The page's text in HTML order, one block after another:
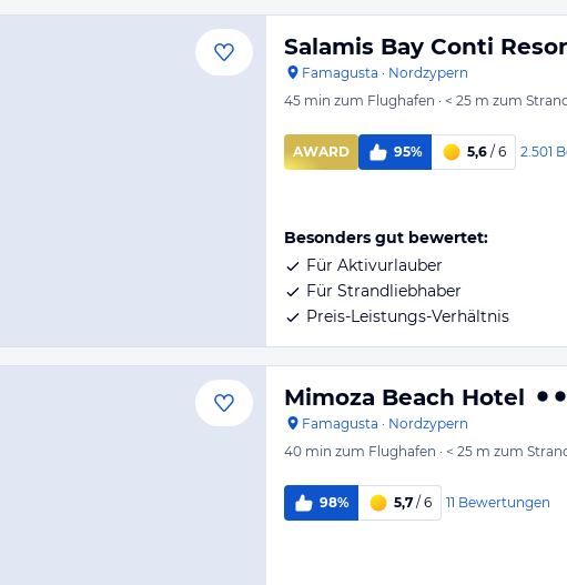
Salamis Bay Conti
Famagusta · Nordzypern
45 min zum Flughafen · < 25 m zum
AWARD 95% 5,6 / 6 2.501
Besonders gut bewertet:
Für Aktivurlauber
Für Strandliebhaber
Preis-Leistungs-Verhältnis
Mimoza Beach Hotel
Famagusta · Nordzypern
40 min zum Flughafen · < 25 m zum
98% 5,7 / 6 11 Bewertungen